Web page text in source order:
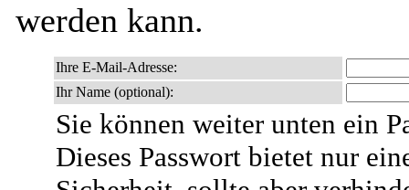
werden kann.
Ihre E-Mail-Adresse:
Ihr Name (optional):
Sie können weiter unten ein
Dieses Passwort bietet nur